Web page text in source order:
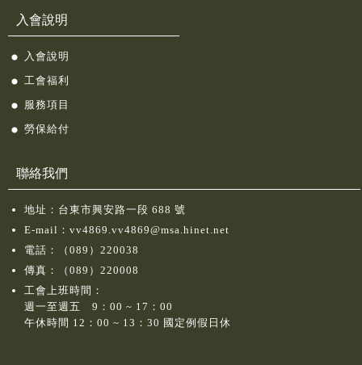
入會說明
入會說明
工會福利
服務項目
勞保給付
聯絡我們
地址：台東市興安路一段 688 號
E-mail： vv4869.vv4869@msa.hinet.net
電話：
（089）220038
傳真：（089）220008
工會上班時間：
週一至週五 9：00 ~ 17：00
午休時間 12：00 ~ 13：30 國定例假日休